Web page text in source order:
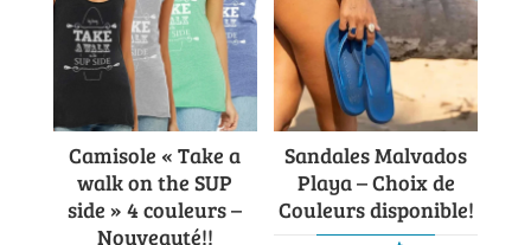
Camisole « Take a
walk on the SUP
side » 4 couleurs –
Nouveauté!!
Sandales Malvados
Playa – Choix de
Couleurs disponible!